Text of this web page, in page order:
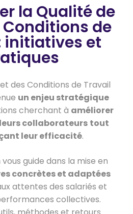
la Qualité de
Conditions de
initiatives et
des Conditions de Travail
un enjeu stratégique
cherchant à améliorer
collaborateurs tout
leur efficacité.
guide dans la mise en
concrètes et adaptées
attentes des salariés et
collectives.